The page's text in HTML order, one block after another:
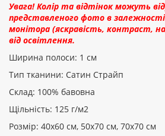
Увага! Колір та відтінок можуть
представленого фото в
монітора (яскравість, контраст,
від освітлення.
Ширина полоси: 1 см
Тип тканини: Сатин Страйп
Склад: 100% бавовна
Щільність: 125 г/м2
Розмір: 40х60 см, 50х70 см, 70х70 см